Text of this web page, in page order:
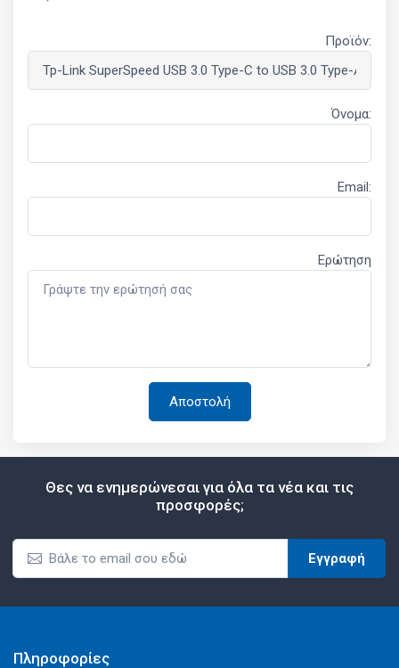
Προϊόν:
Όνομα:
Email:
Ερώτηση
Θες να ενημερώνεσαι για όλα τα νέα και τις
προσφορές;
Εγγραφή
Πληροφορίες